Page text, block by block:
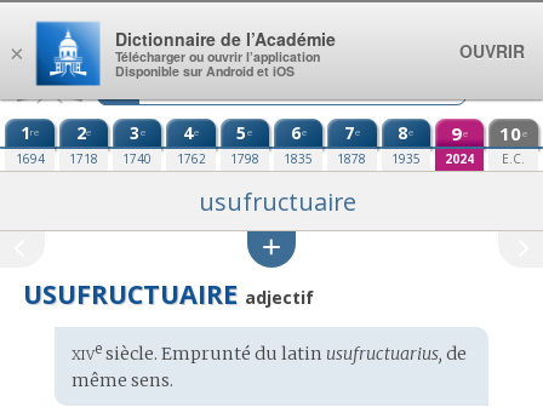
Aller au contenu
1re
1694
2e
1718
3e
1740
4e
1762
5e
1798
6e
1835
7e
1878
8e
1935
9e
2024
10e
E.C.
usufructuaire
USUFRUCTUAIRE adjectif
Étymologie
:
xivesiècle. Emprunté du latin usufructuarius, de
même sens.
×
Dictionnaire de l’Académie
Télécharger ou ouvrir l’application
Disponible sur Android et iOS
OUVRIR